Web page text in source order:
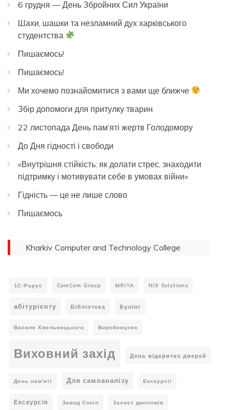
6 грудня — День Збройних Сил України
Шахи, шашки та незламний дух харківського
студентства
Пишаємось!
Пишаємось!
Ми хочемо познайомитися з вами ще ближче
Збір допомоги для притулку тварин
22 листопада День пам’яті жертв Голодомору
До Дня гідності і свободи
«Внутрішня стійкість: як долати стрес, знаходити
підтримку і мотивувати себе в умовах війни»
Гідність — це не лише слово
Пишаємось
Kharkiv Computer and Technology College
1С-Рарус ComCom Group MRIYA NIX Solutions
абітурієнту Бібліотека Булінг
Василя Хмельницького Виробництво
Виховний захід День відкритих дверей
День пам'яті Для самоаналізу Екскурсії
Екскурсія Завод Сокіл Захист дипломів